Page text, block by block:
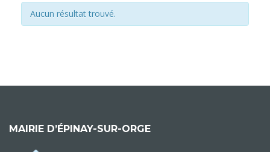
Aucun résultat trouvé.
MAIRIE D’ÉPINAY-SUR-ORGE